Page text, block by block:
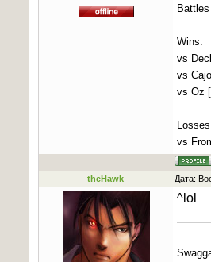
Battles
Wins:
vs
vs
vs Oz
vs
theHawk Дата:
^lol